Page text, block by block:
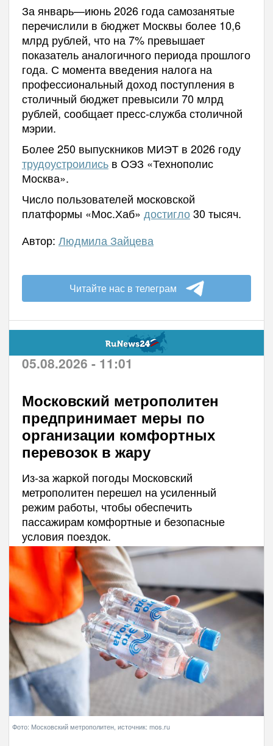
За январь—июнь 2026 года самозанятые
перечислили в бюджет Москвы более 10,6
млрд рублей, что на 7% превышает
показатель аналогичного периода прошлого
года. С момента введения налога на
профессиональный доход поступления в
столичный бюджет превысили 70 млрд
рублей, сообщает пресс-служба столичной
мэрии.
Более 250 выпускников МИЭТ в 2026 году
трудоустроилисьв ОЭЗ «Технополис
Москва».
Число пользователей московской
платформы «Мос.Хаб» достигло30 тысяч.
Автор: Людмила Зайцева
Читайте нас в телеграм
05.08.2026 - 11:01
Московский метрополитен
предпринимает меры по
организации комфортных
перевозок в жару
Из-за жаркой погоды Московский
метрополитен перешел на усиленный
режим работы, чтобы обеспечить
пассажирам комфортные и безопасные
условия поездок.
Фото: Московский метрополитен, источник: mos.ru